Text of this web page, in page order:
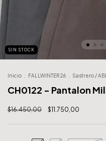
SIN STOCK
Inicio FALLWINTER 26 Sastrero /
CH0122 - Pantalon
$16.450,00 $11.750,00